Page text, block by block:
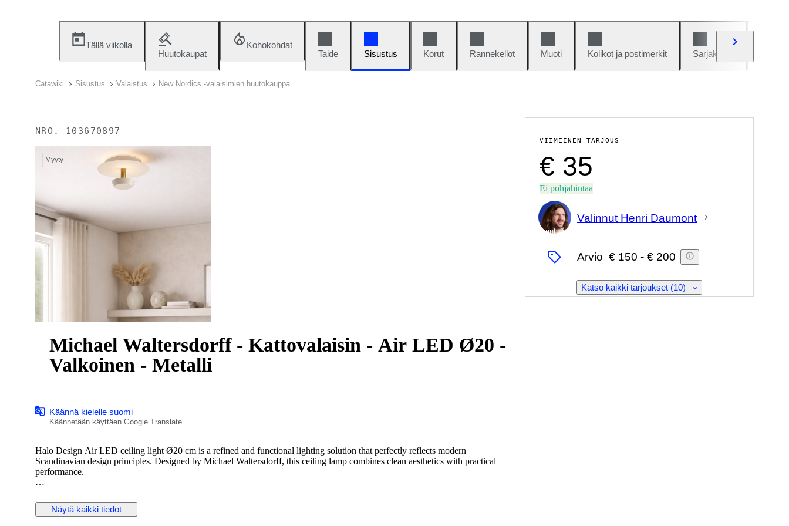
Tällä viikolla
Huutokaupat
Kohokohdat
Taide
Sisustus Korut Rannekellot Muoti Kolikot ja postimerkit Sarjakuvat
Catawiki Sisustus Valaistus New Nordics -valaisimien huutokauppa
NRO. 103670897
Myyty
Michael Waltersdorff - Kattovalaisin - Air LED Ø20 -
Valkoinen - Metalli
Käännä kielelle suomi
Käännetään käyttäen Google Translate
Halo Design Air LED ceiling light Ø20 cm is a refined and functional lighting solution that perfectly reflects modern
Scandinavian design principles. Designed by Michael Waltersdorff, this ceiling lamp combines clean aesthetics with practical
performance.
light. Its white metal finish makes it easy to integrate into a wide range of interior styles, from minimalistic to contemporary
homes.Näytä kaikki tiedot
VIIMEINEN TARJOUS
€ 35
Ei pohjahintaa
asiantuntija
Valinnut Henri Daumont
Arvio € 150 - € 200
Katso kaikki tarjoukset (10)